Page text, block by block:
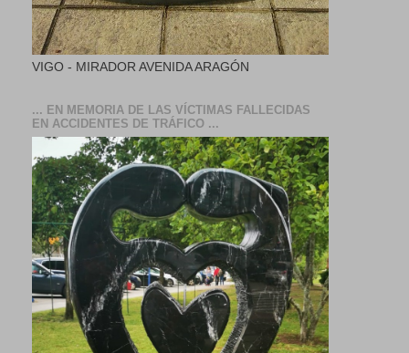
VIGO - MIRADOR AVENIDA ARAGÓN
... EN MEMORIA DE LAS VÍCTIMAS FALLECIDAS
EN ACCIDENTES DE TRÁFICO ...